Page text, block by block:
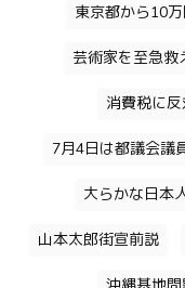
東京都から10
芸術家を至急救
消費税に
7月4日は都議会議
大らかな日本
山本太郎街宣前説